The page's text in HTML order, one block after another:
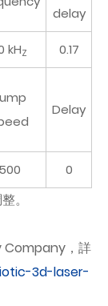
delay
kHZ 0.17
Delay
500 0
。
Company，詳
3d-laser-